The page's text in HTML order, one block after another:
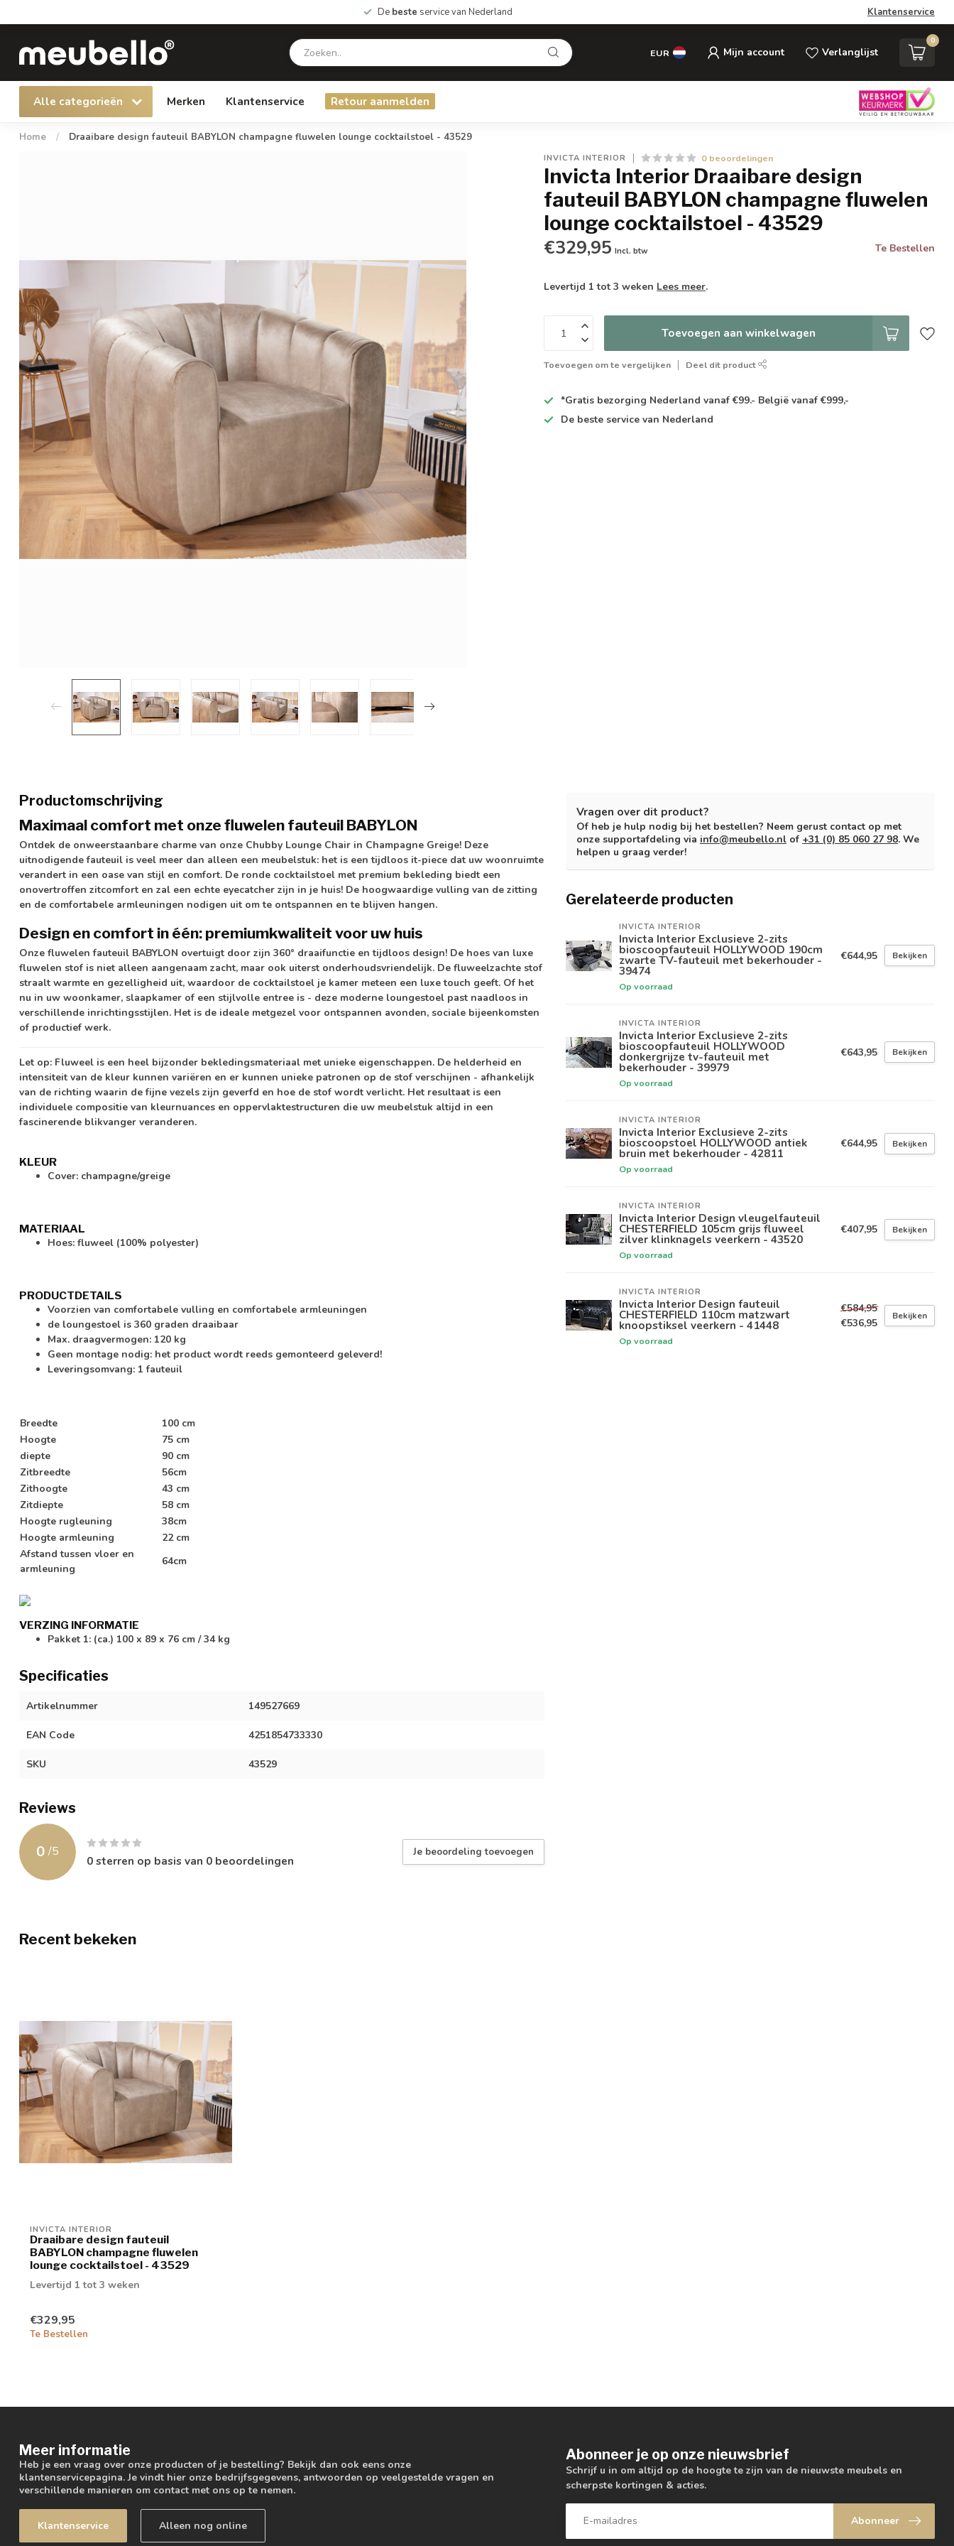
De beste service van Nederland Klantenservice
EUR Mijn account Verlanglijst
0
Alle categorieën Merken Klantenservice Retour aanmelden
Home / Draaibare design fauteuil BABYLON champagne fluwelen lounge cocktailstoel - 43529
INVICTA INTERIOR 0 beoordelingen
Invicta Interior Draaibare design
fauteuil BABYLON champagne fluwelen
lounge cocktailstoel - 43529
€329,95 Incl. btw Te Bestellen
Levertijd 1 tot 3 weken Lees meer.
Toevoegen aan winkelwagen
Toevoegen om te vergelijken Deel dit product
*Gratis bezorging Nederland vanaf €99.- België vanaf €999,-
De beste service van Nederland
Productomschrijving
Maximaal comfort met onze fluwelen fauteuil BABYLON
Ontdek de onweerstaanbare charme van onze Chubby Lounge Chair in Champagne Greige! Deze
uitnodigende fauteuil is veel meer dan alleen een meubelstuk: het is een tijdloos it-piece dat uw woonruimte
verandert in een oase van stijl en comfort. De ronde cocktailstoel met premium bekleding biedt een
onovertroffen zitcomfort en zal een echte eyecatcher zijn in je huis! De hoogwaardige vulling van de zitting
en de comfortabele armleuningen nodigen uit om te ontspannen en te blijven hangen.
Design en comfort in één: premiumkwaliteit voor uw huis
Onze fluwelen fauteuil BABYLON overtuigt door zijn 360° draaifunctie en tijdloos design! De hoes van luxe
fluwelen stof is niet alleen aangenaam zacht, maar ook uiterst onderhoudsvriendelijk. De fluweelzachte stof
straalt warmte en gezelligheid uit, waardoor de cocktailstoel je kamer meteen een luxe touch geeft. Of het
nu in uw woonkamer, slaapkamer of een stijlvolle entree is - deze moderne loungestoel past naadloos in
verschillende inrichtingsstijlen. Het is de ideale metgezel voor ontspannen avonden, sociale bijeenkomsten
of productief werk.
Let op: Fluweel is een heel bijzonder bekledingsmateriaal met unieke eigenschappen. De helderheid en
intensiteit van de kleur kunnen variëren en er kunnen unieke patronen op de stof verschijnen - afhankelijk
van de richting waarin de fijne vezels zijn geverfd en hoe de stof wordt verlicht. Het resultaat is een
individuele compositie van kleurnuances en oppervlaktestructuren die uw meubelstuk altijd in een
fascinerende blikvanger veranderen.
KLEUR
Cover: champagne/greige
MATERIAAL
Hoes: fluweel (100% polyester)
PRODUCTDETAILS
Voorzien van comfortabele vulling en comfortabele armleuningen
de loungestoel is 360 graden draaibaar
Max. draagvermogen: 120 kg
Geen montage nodig: het product wordt reeds gemonteerd geleverd!
Leveringsomvang: 1 fauteuil
Breedte
100 cm
Hoogte
75 cm
diepte
90 cm
Zitbreedte
56cm
Zithoogte
43 cm
Zitdiepte
58 cm
Hoogte rugleuning
38cm
Hoogte armleuning
22 cm
Afstand tussen vloer en
armleuning
64cm
VERZING INFORMATIE
Pakket 1: (ca.) 100 x 89 x 76 cm / 34 kg
Specificaties
Artikelnummer 149527669
EAN Code 4251854733330
SKU 43529
Reviews
0 /5
0sterren op basis van 0 beoordelingen
Je beoordeling toevoegen
Vragen over dit product?
Of heb je hulp nodig bij het bestellen? Neem gerust contact op met
onze supportafdeling via info@meubello.nl of +31 (0) 85 060 27 98. We
helpen u graag verder!
Gerelateerde producten
INVICTA INTERIOR
Invicta Interior Exclusieve 2-zits
bioscoopfauteuil HOLLYWOOD 190cm
zwarte TV-fauteuil met bekerhouder -
39474
Op voorraad
€644,95 Bekijken
INVICTA INTERIOR
Invicta Interior Exclusieve 2-zits
bioscoopfauteuil HOLLYWOOD
donkergrijze tv-fauteuil met
bekerhouder - 39979
Op voorraad
€643,95 Bekijken
INVICTA INTERIOR
Invicta Interior Exclusieve 2-zits
bioscoopstoel HOLLYWOOD antiek
bruin met bekerhouder - 42811
Op voorraad
€644,95 Bekijken
INVICTA INTERIOR
Invicta Interior Design vleugelfauteuil
CHESTERFIELD 105cm grijs fluweel
zilver klinknagels veerkern - 43520
Op voorraad
€407,95 Bekijken
INVICTA INTERIOR
Invicta Interior Design fauteuil
CHESTERFIELD 110cm matzwart
knoopstiksel veerkern - 41448
Op voorraad
€584,95
€536,95
Bekijken
Recent bekeken
INVICTA INTERIOR
Draaibare design fauteuil
BABYLON champagne fluwelen
lounge cocktailstoel - 43529
Levertijd 1 tot 3 weken
€329,95
Te Bestellen
Meer informatie
Heb je een vraag over onze producten of je bestelling? Bekijk dan ook eens onze
klantenservicepagina. Je vindt hier onze bedrijfsgegevens, antwoorden op veelgestelde vragen en
verschillende manieren om contact met ons op te nemen.
Klantenservice Alleen nog online
Abonneer je op onze nieuwsbrief
Schrijf u in om altijd op de hoogte te zijn van de nieuwste meubels en
scherpste kortingen & acties.
Abonneer